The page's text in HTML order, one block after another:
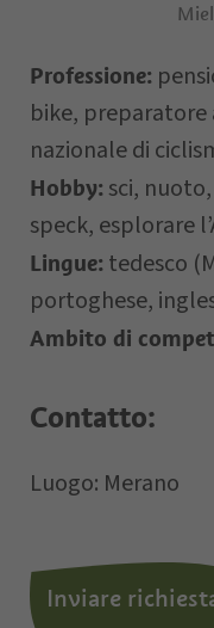
Professione:
bike,
nazionale di
Hobby: sci,
speck, esplorare
Lingue: tedesco
portoghese,
Ambito di
Contatto:
Luogo: Merano
Inviare
Il vostro
Letto e
dati personali.